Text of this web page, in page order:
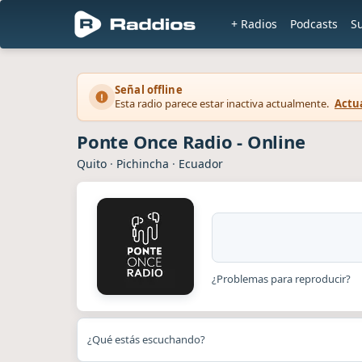
+ Radios Podcasts
Señal offline
Esta radio parece estar inactiva actualmente.
Ponte Once Radio - Online
Quito · Pichincha · Ecuador
¿Problemas para reproducir?
¿Qué estás escuchando?